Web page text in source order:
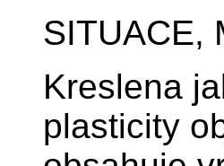
SITUACE,
Kreslena
plasticity